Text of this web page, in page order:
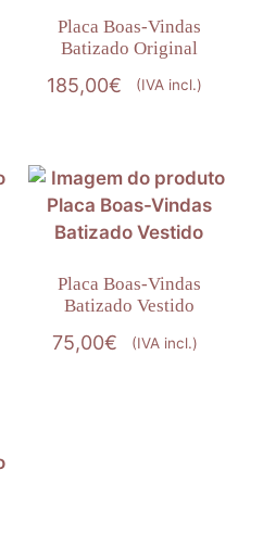
Placa Boas-Vindas
Batizado Original
185,00€ (IVA incl.)
Placa Boas-Vindas
Batizado Vestido
75,00€ (IVA incl.)